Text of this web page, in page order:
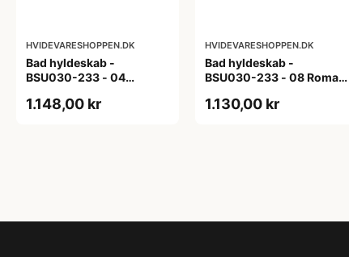
HVIDEVARESHOPPEN.DK
Bad hyldeskab -
BSU030-233 - 04
1.148,00 kr
HVIDEVARESHOPPEN.DK
Bad hyldeskab -
BSU030-233 - 08 Roma -
1.130,00 kr